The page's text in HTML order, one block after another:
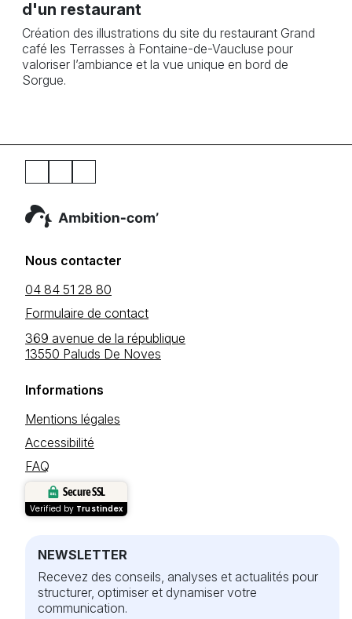
site du restaurant Grand
de-Vaucluse pour
vue unique en bord de
Bournissac en
Nous contacter
04 84 51 28 80
Formulaire de contact
369 avenue de la république
13550 Paluds De Noves
Informations
Mentions légales
Accessibilité
FAQ
Secure SSL
Verified by Trustindex
NEWSLETTER
Recevez des conseils, analyses et actualités pour
structurer, optimiser et dynamiser votre
communication.